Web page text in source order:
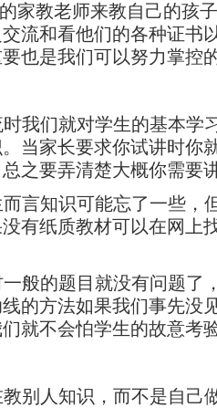
家教老师来教自己的孩
流和看他们的各种证书
也是我们可以努力掌控的
我们就对学生的基本学
当家长要求你试讲时你
之要弄清楚大概你需要
言知识可能忘了一些，
有纸质教材可以在网上
般的题目就没有问题了
的方法如果我们事先没
就不会怕学生的故意考验
别人知识，而不是自己